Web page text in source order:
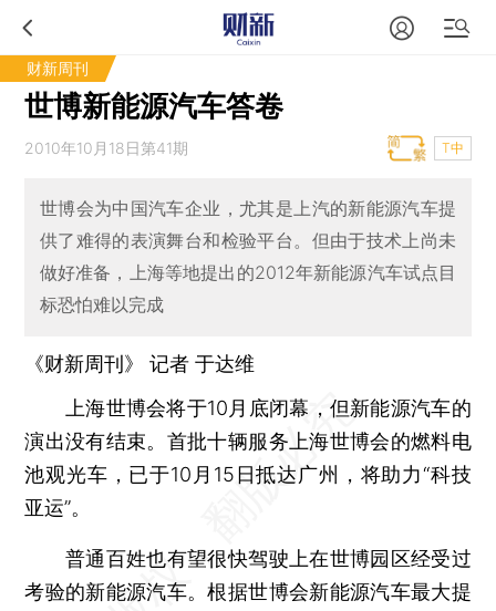
财新周刊
世博新能源汽车答卷
2010年10月18日第41期 T中
世博会为中国汽车企业，尤其是上汽的新能源汽车提
供了难得的表演舞台和检验平台。但由于技术上尚未
做好准备，上海等地提出的2012年新能源汽车试点目
标恐怕难以完成
《财新周刊》 记者于达维
上海世博会将于10月底闭幕，但新能源汽车的
演出没有结束。首批十辆服务上海世博会的燃料电
池观光车，已于10月15日抵达广州，将助力“科技
亚运”。
普通百姓也有望很快驾驶上在世博园区经受过
考验的新能源汽车。根据世博会新能源汽车最大提